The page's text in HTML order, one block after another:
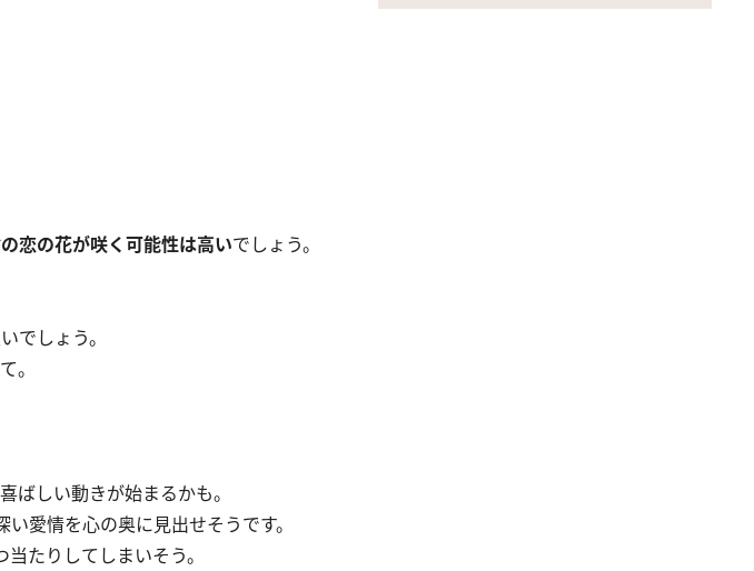
恋の花が咲く可能性は高いでしょう。
でしょう。
。
しい動きが始まるかも。
愛情を心の奥に見出せそうです。
たりしてしまいそう。